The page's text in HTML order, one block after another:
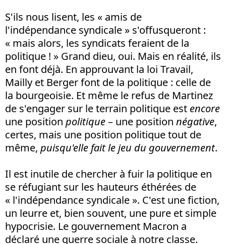
S'ils nous lisent, les « amis de
l'indépendance syndicale » s'offusqueront :
« mais alors, les syndicats feraient de la
politique ! » Grand dieu, oui. Mais en réalité, ils
en font déjà. En approuvant la loi Travail,
Mailly et Berger font de la politique : celle de
la bourgeoisie. Et même le refus de Martinez
de s'engager sur le terrain politique est encore
une position politique– une position négative,
certes, mais une position politique tout de
même, puisqu'elle fait le jeu du gouvernement.
Il est inutile de chercher à fuir la politique en
se réfugiant sur les hauteurs éthérées de
« l'indépendance syndicale ». C'est une fiction,
un leurre et, bien souvent, une pure et simple
hypocrisie. Le gouvernement Macron a
déclaré une guerre sociale à notre classe.